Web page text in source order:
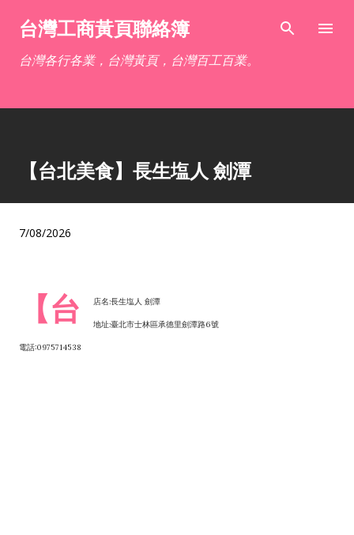
跳到主要內容
台灣工商黃頁聯絡簿
台灣各行各業，台灣黃頁，台灣百工百業。
【台北美食】長生塩人 劍潭
7/08/2026
【台 店名:長生塩人 劍潭
地址:臺北市士林區承德里劍潭路6號
電話:0975714538